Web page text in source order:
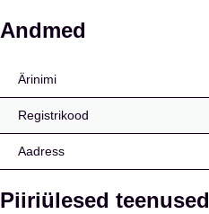
eCREDO Ltd
Andmed
Ärinimi
Registrikood
Aadress
Piiriülesed teenused